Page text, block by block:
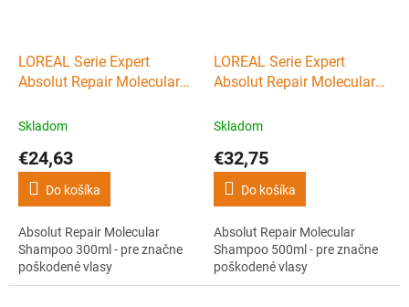
LOREAL Serie Expert
Absolut Repair Molecular
značne poškodené vlasy
Skladom
€24,63
Do košíka
Absolut Repair Molecular
Shampoo 300ml - pre značne
poškodené vlasy
LOREAL Serie Expert
Absolut Repair Molecular
značne poškodené vlasy
Skladom
€32,75
Do košíka
Absolut Repair Molecular
Shampoo 500ml - pre značne
poškodené vlasy